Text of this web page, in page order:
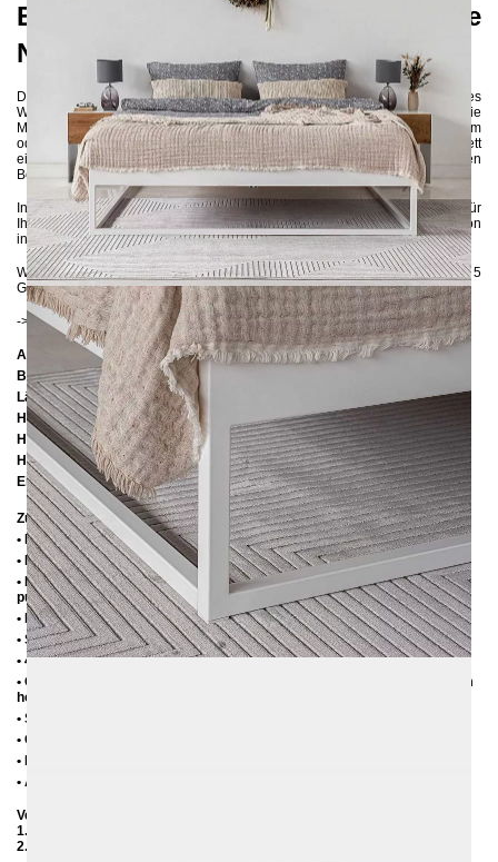
Einfacher Aufbau und flexible
Nutzungsmöglichkeiten
Das zerlegte Bettgestell wird geliefert und kann ohne großes handwerkliches
Wissen schnell und unkompliziert zusammengebaut werden. Sie haben die
Möglichkeit, entweder ein großes Lattenrost mit den Maßen 160x200 cm
oder zwei kleine Lattenroste mit den Maßen 80x200 cm in das Bett
einzulegen. Dadurch können Sie das Bett ganz nach Ihren individuellen
Bedürfnissen anpassen.
Insgesamt ist das Metallbett SIMPLEX nicht nur eine stilvolle Ergänzung für
Ihr Schlafzimmer, sondern auch eine nachhaltige und langlebige Investition
in Ihre Wohnqualität.
Wenn Sie sich bezüglich der Farbe unsicher sind, können Siehierbis zu 5
Gratis-Farbproben anfordern :-)
-> NEU:Hierfinden Sie passende Lattenroste.
Abmessungen
Breite:166 cm
Länge:206 cm / 216 cm / 226 cm
Höhe:35 cm / 39 cm
Höhe bis zur Rahmenoberkante bei Einlegetiefe 10 cm: 35 cm
Höhe bis zur Rahmenoberkante bei Einlegetiefe 14 cm: 39 cm
Einlegetiefe = Blendenhöhe: 10 cm oder 14 cm
Zusätzliche Informationen
• Handmade
• Pulverbeschichtet
• Die Variante "Unbehandelter Stahl" wird mit einem matten Klarlack
pulverbeschichtet
• Fußstopfen aus Kunststoff
• Seitenablagen für Lattenrost 2,8 cm
• 4 cm breite Mitteltraverse
• Ohne Lattenrost (wir empfehlen bei Einlegetiefe von 10 cm max. 6-7 cm
hohe Lattenroste, damit die Matratze 3-4 cm in den Rahmen einsinkt)
• Sitzhöhe = 25 cm + Höhe Lattenrost + Höhe Matratze
• Ohne Matratze
• Lieferzustand: Zerlegt (in 2 Kartons)
• Andere RAL-Farben auf Anfrage möglich
Verpackungsdetails
1. Karton: 210x80x2030 mm, ≈ 20 kg
2. Karton: 1700x420x100 mm, ≈ 25 kg